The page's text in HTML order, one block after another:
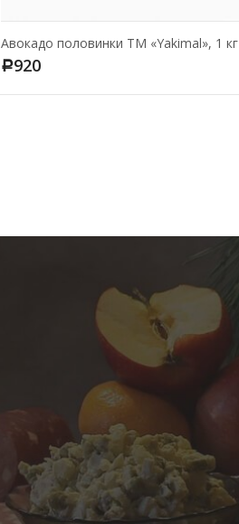
Авокадо половинки ТМ «Yakimal», 1 кг
Р920